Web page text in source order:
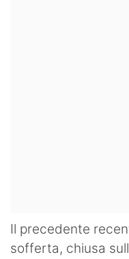
Il precedente
sofferta, chiusa